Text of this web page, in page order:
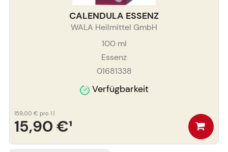
CALENDULA ESSENZ
WALA Heilmittel GmbH
100ml
Essenz
01681338
Verfügbarkeit
15,90 €¹
159,00 € pro 1 l